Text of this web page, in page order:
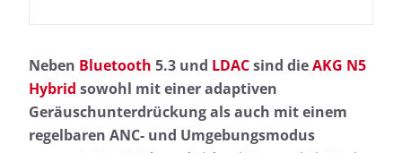
Neben Bluetooth 5.3 und LDACsind dieAKG N5
Hybrid sowohl mit einer adaptiven
Geräuschunterdrückung als auch mit einem
regelbaren ANC- und Umgebungsmodus